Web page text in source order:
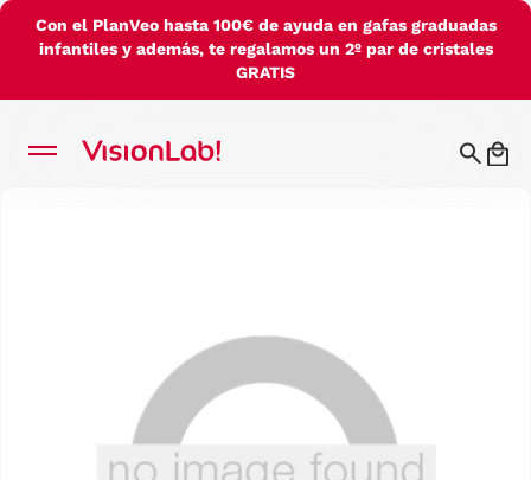
Con el PlanVeo hasta 100€ de ayuda en gafas graduadas
infantiles y además, te regalamos un 2º par de cristales
GRATIS